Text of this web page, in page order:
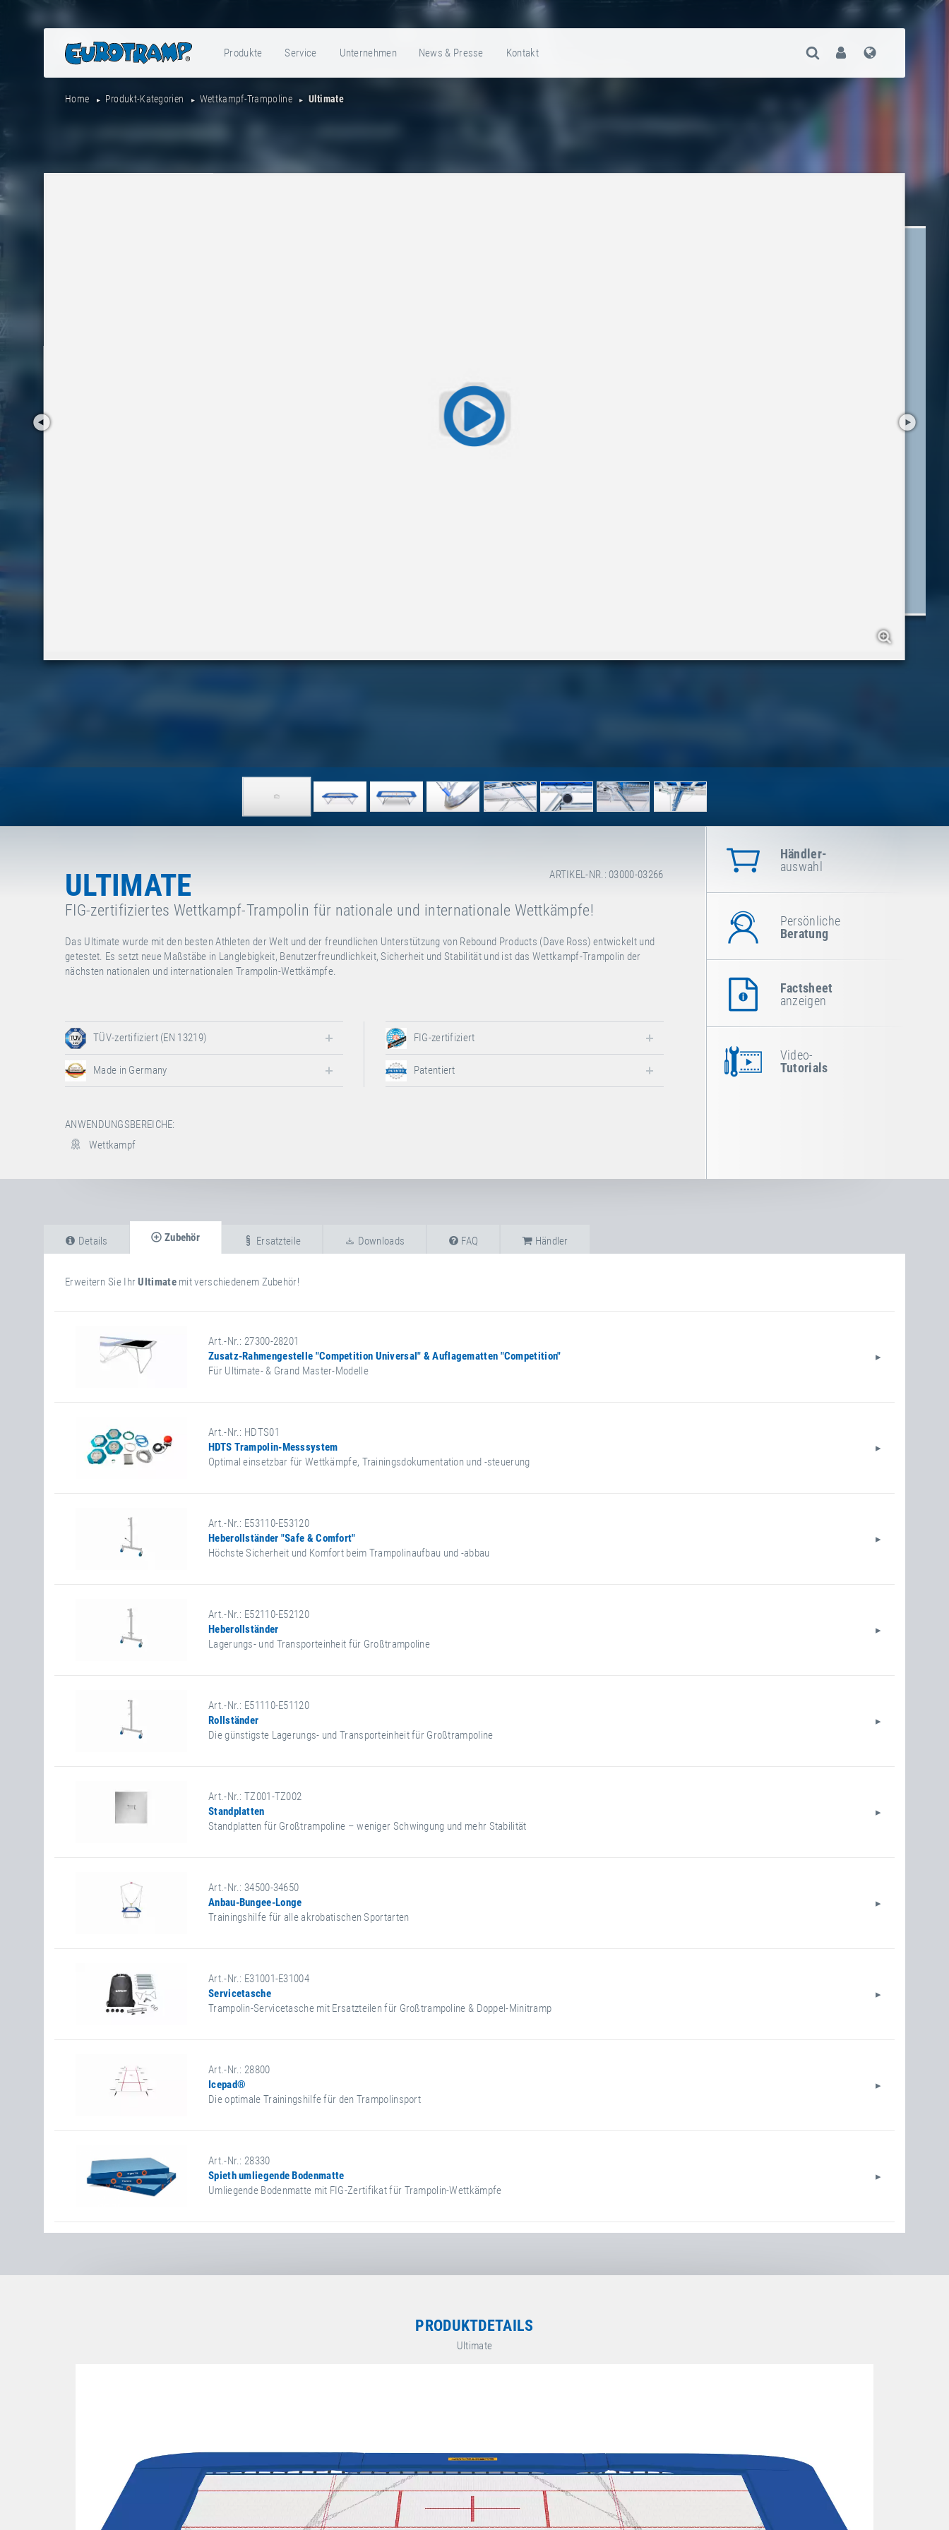
Produkte Service Unternehmen News & Presse Kontakt Suche Öffnen
User
Home Produkt-Kategorien Wettkampf-Trampoline Ultimate
ARTIKEL-NR.: 03000-03266
ULTIMATE
FIG-zertifiziertes Wettkampf-Trampolin für nationale und internationale Wettkämpfe!
Das Ultimate wurde mit den besten Athleten der Welt und der freundlichen Unterstützung von Rebound Products (Dave Ross) entwickelt und
getestet. Es setzt neue Maßstäbe in Langlebigkeit, Benutzerfreundlichkeit, Sicherheit und Stabilität und ist das Wettkampf-Trampolin der
nächsten nationalen und internationalen Trampolin-Wettkämpfe.
TÜV-zertifiziert (EN 13219)
Made in Germany
FIG-zertifiziert
Patentiert
ANWENDUNGSBEREICHE:
Wettkampf
Händler-
auswahl
Persönliche
Beratung
Factsheet
anzeigen
Video-
Tutorials
Details Zubehör
Erweitern Sie IhrUltimatemit verschiedenem Zubehör!
Art.-Nr.: 27300-28201
Zusatz-Rahmengestelle "Competition Universal" & Auflagematten "Competition"
Für Ultimate- & Grand Master-Modelle
Art.-Nr.: HDTS01
HDTS Trampolin-Messsystem
Optimal einsetzbar für Wettkämpfe, Trainingsdokumentation und -steuerung
Art.-Nr.: E53110-E53120
Heberollständer "Safe & Comfort"
Höchste Sicherheit und Komfort beim Trampolinaufbau und -abbau
Art.-Nr.: E52110-E52120
Heberollständer
Lagerungs- und Transporteinheit für Großtrampoline
Art.-Nr.: E51110-E51120
Rollständer
Die günstigste Lagerungs- und Transporteinheit für Großtrampoline
Art.-Nr.: TZ001-TZ002
Standplatten
Standplatten für Großtrampoline – weniger Schwingung und mehr Stabilität
Art.-Nr.: 34500-34650
Anbau-Bungee-Longe
Trainingshilfe für alle akrobatischen Sportarten
Art.-Nr.: E31001-E31004
Servicetasche
Trampolin-Servicetasche mit Ersatzteilen für Großtrampoline & Doppel-Minitramp
Art.-Nr.: 28800
Icepad®
Die optimale Trainingshilfe für den Trampolinsport
Art.-Nr.: 28330
Spieth umliegende Bodenmatte
Umliegende Bodenmatte mit FIG-Zertifikat für Trampolin-Wettkämpfe
Ersatzteile Downloads FAQ Händler
PRODUKTDETAILS
Ultimate